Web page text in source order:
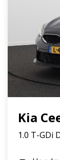
Kia
1.0 T-GDi